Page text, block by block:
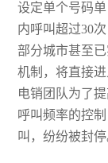
设定单个号码
内呼叫超过30
部分城市甚至
机制，将直接
电销团队为了
呼叫频率的控
叫，纷纷被封停